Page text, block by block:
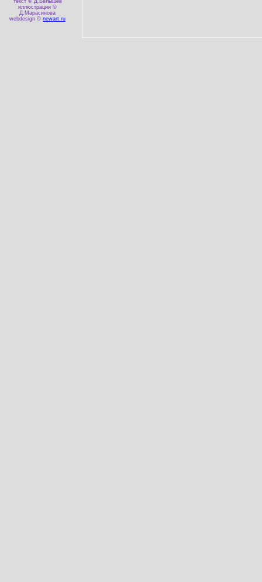
текст © Д.Белышев
иллюстрации ©
Д.Марасинова
webdesign © newart.ru